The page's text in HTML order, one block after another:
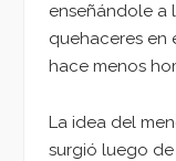
enseñándole a
quehaceres en
hace menos
La idea del
surgió luego